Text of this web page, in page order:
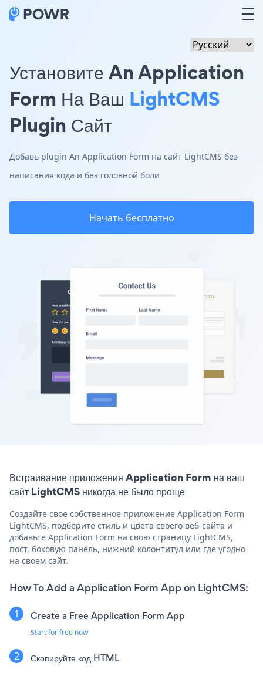
Установите An Application
Form На Ваш LightCMS
Plugin Сайт
Добавь plugin An Application Form на сайт LightCMS без
написания кода и без головной боли
Начать бесплатно
Встраивание приложения Application Form на ваш
сайт LightCMS никогда не было проще
Создайте свое собственное приложение Application Form
LightCMS, подберите стиль и цвета своего веб-сайта и
добавьте Application Form на свою страницу LightCMS,
пост, боковую панель, нижний колонтитул или где угодно
на своем сайт.
How To Add a Application Form App on LightCMS:
Create a Free Application Form App
Start for free now
Скопируйте код HTML